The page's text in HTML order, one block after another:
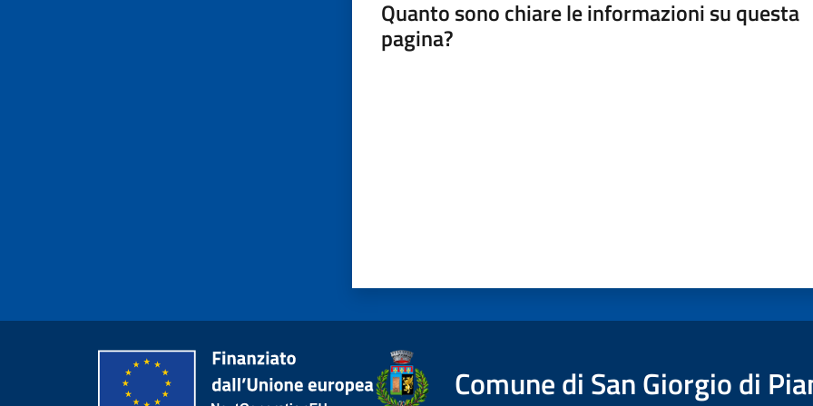
Quanto sono chiare le informazioni su questa
pagina?
Comune di San Giorgio di